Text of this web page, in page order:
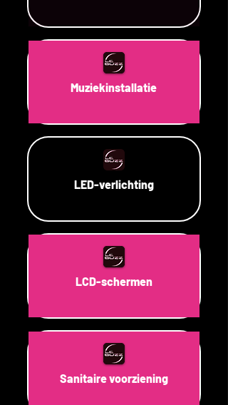
Muziekinstallatie
LED-verlichting
LCD-schermen
Sanitaire voorziening